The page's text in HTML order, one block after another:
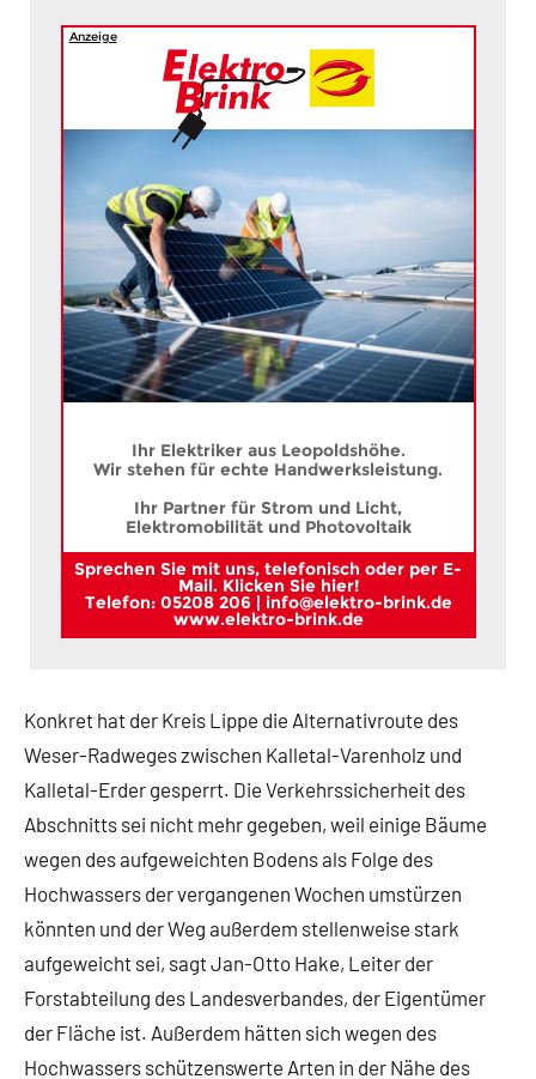
Anzeige
Ihr Elektriker aus Leopoldshöhe.
Wir stehen für echte Handwerksleistung.
Ihr Partner für Strom und Licht,
Elektromobilität und Photovoltaik
Sprechen Sie mit uns, telefonisch oder per E-
Mail. Klicken Sie hier!
Telefon: 05208 206 | info@elektro-brink.de
www.elektro-brink.de
Konkret hat der Kreis Lippe die Alternativroute des
Weser-Radweges zwischen Kalletal-Varenholz und
Kalletal-Erder gesperrt. Die Verkehrssicherheit des
Abschnitts sei nicht mehr gegeben, weil einige Bäume
wegen des aufgeweichten Bodens als Folge des
Hochwassers der vergangenen Wochen umstürzen
könnten und der Weg außerdem stellenweise stark
aufgeweicht sei, sagt Jan-Otto Hake, Leiter der
Forstabteilung des Landesverbandes, der Eigentümer
der Fläche ist. Außerdem hätten sich wegen des
Hochwassers schützenswerte Arten in der Nähe des